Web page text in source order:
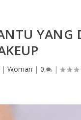
YANG
Woman | 0 |